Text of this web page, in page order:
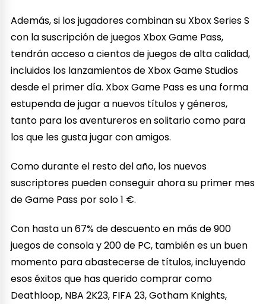
Además, si los jugadores combinan su Xbox Series S
con la suscripción de juegos Xbox Game Pass,
tendrán acceso a cientos de juegos de alta calidad,
incluidos los lanzamientos de Xbox Game Studios
desde el primer día. Xbox Game Pass es una forma
estupenda de jugar a nuevos títulos y géneros,
tanto para los aventureros en solitario como para
los que les gusta jugar con amigos.
Como durante el resto del año, los nuevos
suscriptores pueden conseguir ahora su primer mes
de Game Pass por solo 1 €.
Con hasta un 67% de descuento en más de 900
juegos de consola y 200 de PC, también es un buen
momento para abastecerse de títulos, incluyendo
esos éxitos que has querido comprar como
Deathloop, NBA 2K23, FIFA 23, Gotham Knights,